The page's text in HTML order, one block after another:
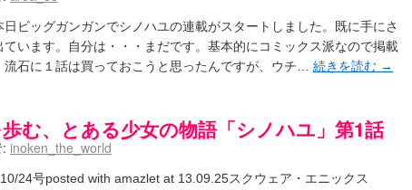
ビッグガンガンでシノハユの連載がスタートしました。既に手にさ
います。自分は・・・まだです。基本的にコミックス派なので掲載
石に１話は買っておこうと思ったんですが、ウチ… 続きを読む →
む、とある少女の物語「シノハユ」第1話
inoken_the_world
24号posted with amazlet at 13.09.25スクウェア・エニックス